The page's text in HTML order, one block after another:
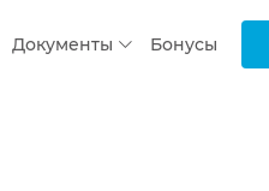
Документы Бонусы